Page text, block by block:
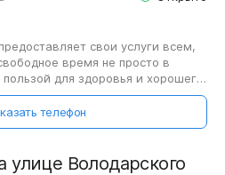
свои услуги всем,
время не просто в
для здоровья и хорошего
телефон
улице Володарского